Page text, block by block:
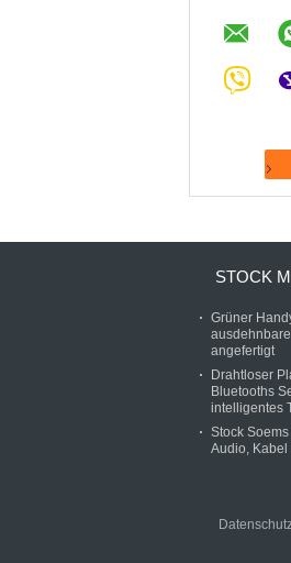
STOCK
Grüner
angefertigt
Drahtloser
Bluetooths
intelligentes
Stock
Audio, Kabel